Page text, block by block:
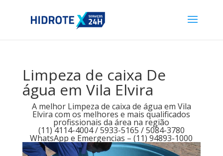
Limpeza de caixa De
água em Vila Elvira
A melhor Limpeza de caixa de água em Vila
Elvira com os melhores e mais qualificados
profissionais da área na região
(11) 4114-4004 / 5933-5165 / 5084-3780
WhatsApp e Emergencias – (11) 94893-1000